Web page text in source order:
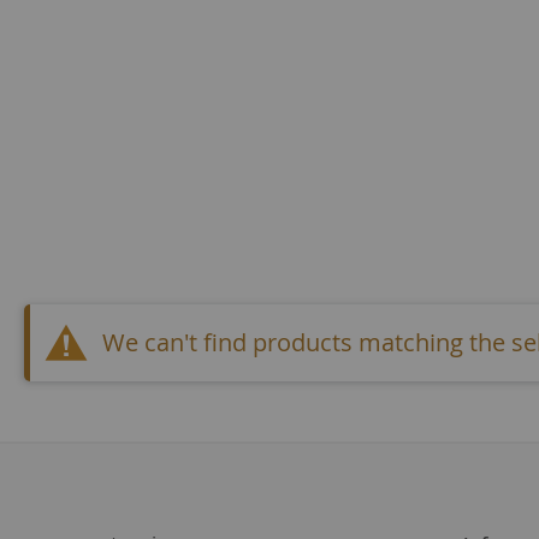
We can't find products matching the